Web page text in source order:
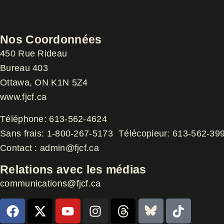
Nos Coordonnées
450 Rue Rideau
Bureau 403
Ottawa, ON K1N 5Z4
www.fjcf.ca
Téléphone: 613-562-4624
Sans frais: 1-800-267-5173Télécopieur: 613-562-
Contact :admin@fjcf.ca
Relations avec les médias
communications@fjcf.ca
F
a
X
-
Y
o
I
n
T
h
B
l
T
i